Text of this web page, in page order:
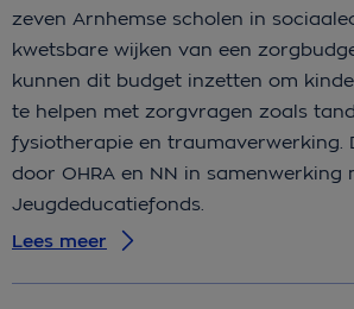
zeven Arnhemse scholen in
kwetsbare wijken van een
kunnen dit budget inzetten om
te helpen met zorgvragen zoals
fysiotherapie en traumaverwerking.
door OHRA en NN in samenwerking
Jeugdeducatiefonds.
Lees meer